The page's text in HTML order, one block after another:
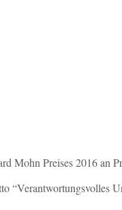
Mohn Preises 2016 an